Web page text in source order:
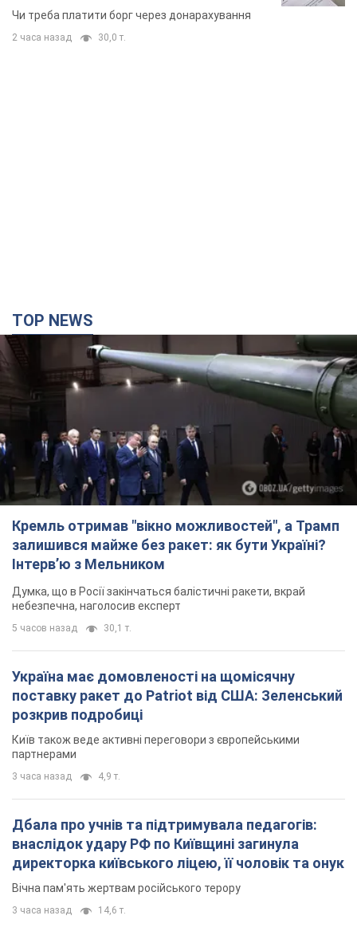
неочікуване рішення
Чи треба платити борг через донарахування
2 часа назад 30,0 т.
TOP NEWS
Кремль отримав "вікно можливостей", а Трамп
залишився майже без ракет: як бути Україні?
Інтерв’ю з Мельником
Думка, що в Росії закінчаться балістичні ракети, вкрай
небезпечна, наголосив експерт
5 часов назад 30,1 т.
Україна має домовленості на щомісячну
поставку ракет до Patriot від США: Зеленський
розкрив подробиці
Київ також веде активні переговори з європейськими
партнерами
3 часа назад 4,9 т.
Дбала про учнів та підтримувала педагогів:
внаслідок удару РФ по Київщині загинула
директорка київського ліцею, її чоловік та онук
Вічна пам'ять жертвам російського терору
3 часа назад 14,6 т.